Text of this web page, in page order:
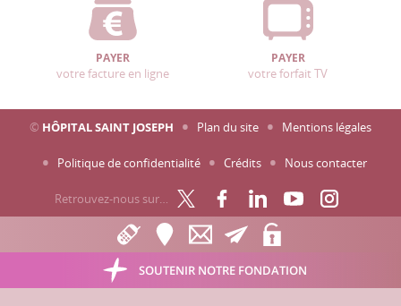
PAYER
votre facture en ligne
PAYER
votre forfait TV
© HÔPITAL SAINT JOSEPH Plan du site Mentions légales
Politique de confidentialité Crédits Nous contacter
Retrouvez-nous sur…
SOUTENIR NOTRE FONDATION